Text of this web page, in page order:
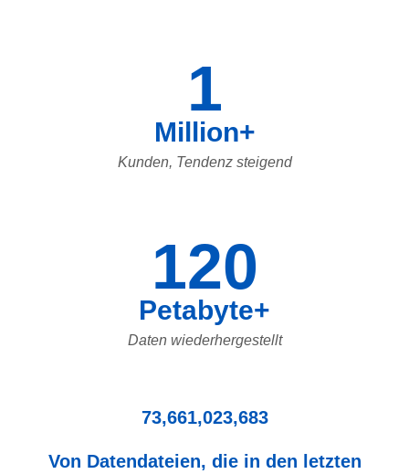
1
Million+
Kunden, Tendenz steigend
120
Petabyte+
Daten wiederhergestellt
73,661,023,683
Von Datendateien, die in den letzten